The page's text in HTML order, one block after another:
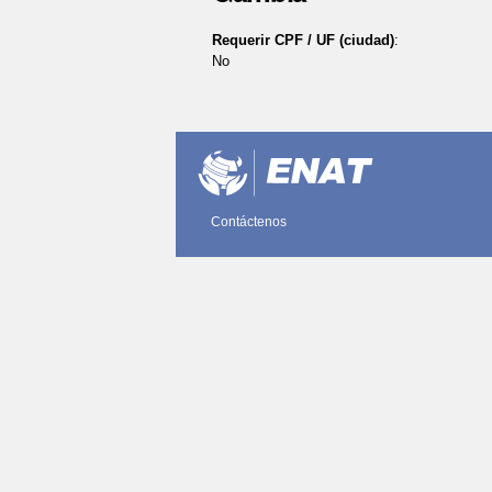
Requerir CPF / UF (ciudad):
No
Documento
Contáctenos